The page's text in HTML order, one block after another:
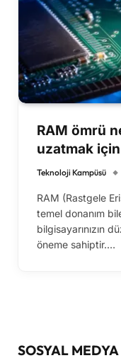
RAM ömrü
uzatmak
Teknoloji Kampüsü
RAM (Rastgele
temel donanım
bilgisayarınızın
öneme sahiptir.…
SOSYAL